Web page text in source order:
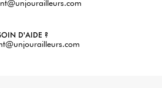
D'AIDE ?